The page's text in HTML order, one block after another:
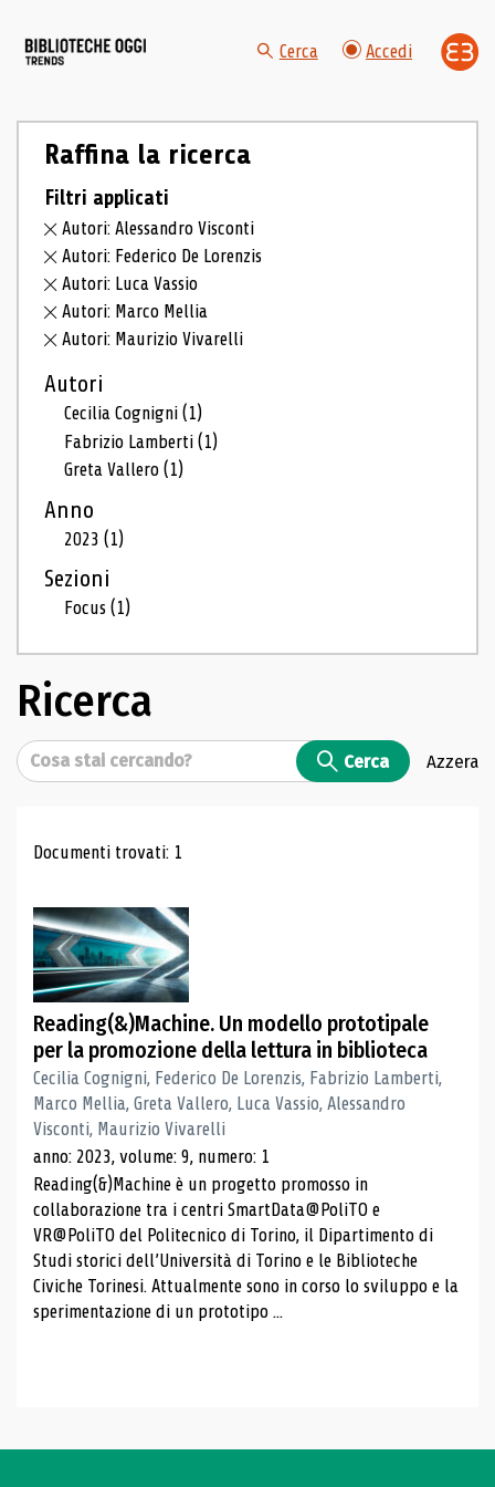
Cerca Accedi
Raffina la ricerca
Filtri applicati
Autori: Alessandro Visconti
Autori: Federico De Lorenzis
Autori: Luca Vassio
Autori: Marco Mellia
Autori: Maurizio Vivarelli
Autori
Cecilia Cognigni(1)
Fabrizio Lamberti(1)
Greta Vallero(1)
Anno
2023(1)
Sezioni
Focus(1)
Ricerca
Cerca Cerca Azzera
Risultati di ricerca
Documenti trovati: 1
Reading(&)Machine. Un modello prototipale
per la promozione della lettura in biblioteca
Cecilia Cognigni, Federico De Lorenzis, Fabrizio Lamberti,
Marco Mellia, Greta Vallero, Luca Vassio, Alessandro
Visconti, Maurizio Vivarelli
anno: 2023, volume: 9, numero: 1
Reading(&)Machine è un progetto promosso in
collaborazione tra i centri SmartData@PoliTO e
VR@PoliTO del Politecnico di Torino, il Dipartimento di
Studi storici dell’Università di Torino e le Biblioteche
Civiche Torinesi. Attualmente sono in corso lo sviluppo e la
sperimentazione di un prototipo ...